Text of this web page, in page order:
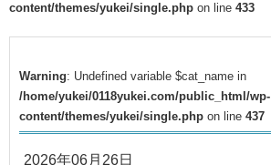
content/themes/yukei/single.php on line 433
Warning: Undefined variable $cat_name in
/home/yukei/0118yukei.com/public_html/wp-
content/themes/yukei/single.php on line 437
2026年06月26日